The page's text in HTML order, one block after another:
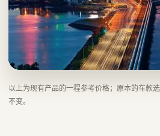
以上为现有产品的一程参考价格；原本的车款
不变。